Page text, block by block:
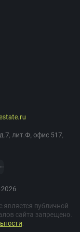
публичной
сайта запрещено.
лит.Ф, офис 517,